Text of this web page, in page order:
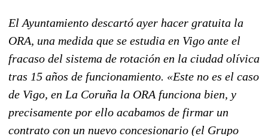
El Ayuntamiento descartó ayer hacer gratuita la
ORA, una medida que se estudia en Vigo ante el
fracaso del sistema de rotación en la ciudad olívica
tras 15 años de funcionamiento. «Este no es el caso
de Vigo, en La Coruña la ORA funciona bien, y
precisamente por ello acabamos de firmar un
contrato con un nuevo concesionario (el Grupo